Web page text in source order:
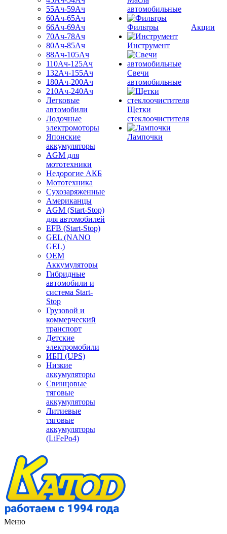
55Ач-59Ач
60Ач-65Ач
66Ач-69Ач
70Ач-78Ач
80Ач-85Ач
88Ач-105Ач
110Ач-125Ач
132Ач-155Ач
180Ач-200Ач
210Ач-240Ач
Легковые
автомобили
Лодочные
электромоторы
Японские
аккумуляторы
AGM для
мототехники
Недорогие АКБ
Мототехника
Сухозаряженные
Американцы
AGM (Start-Stop)
для автомобилей
EFB (Start-Stop)
GEL (NANO
GEL)
OEM
Аккумуляторы
Гибридные
автомобили и
система Start-
Stop
Грузовой и
коммерческий
транспорт
Детские
электромобили
ИБП (UPS)
Низкие
аккумуляторы
Свинцовые
тяговые
аккумуляторы
Литиевые
тяговые
аккумуляторы
(LiFePo4)
автомобильные
Фильтры
Инструмент
Свечи
автомобильные
Щетки
стеклоочистителя
Лампочки
Акции
Меню